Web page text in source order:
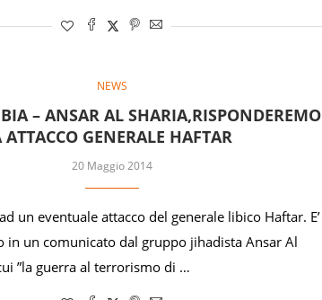
NEWS
– ANSAR AL SHARIA,RISPONDEREMO
ATTACCO GENERALE HAFTAR
20 Maggio 2014
un eventuale attacco del generale libico Haftar. E’
in un comunicato dal gruppo jihadista Ansar Al
”la guerra al terrorismo di …